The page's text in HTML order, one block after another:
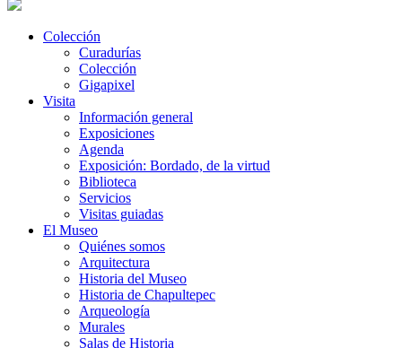
Colección
Curadurías
Colección
Gigapixel
Visita
Información general
Exposiciones
Agenda
Exposición: Bordado, de la virtud
Biblioteca
Servicios
Visitas guiadas
El Museo
Quiénes somos
Arquitectura
Historia del Museo
Historia de Chapultepec
Arqueología
Murales
Salas de Historia